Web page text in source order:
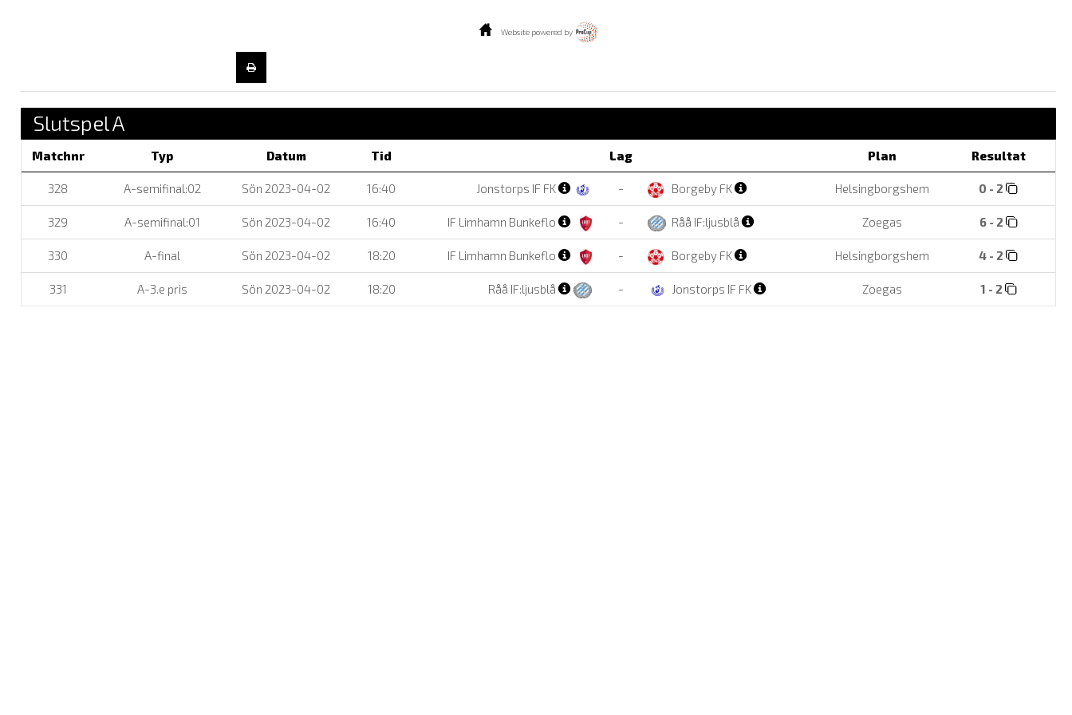
Website powered by
Slutspel A
Matchnr Typ Datum Tid Lag Plan Resultat
328 A-semifinal:02 Sön 2023-04-02 16:40 Jonstorps IF FK - Borgeby FK Helsingborgshem 0 - 2
329 A-semifinal:01 Sön 2023-04-02 16:40 IF Limhamn Bunkeflo - Råå IF:ljusblå Zoegas 6 - 2
330 A-final Sön 2023-04-02 18:20 IF Limhamn Bunkeflo - Borgeby FK Helsingborgshem 4 - 2
331 A-3.e pris Sön 2023-04-02 18:20 Råå IF:ljusblå - Jonstorps IF FK Zoegas 1 - 2